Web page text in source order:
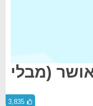
אושר (מבלי
3,835